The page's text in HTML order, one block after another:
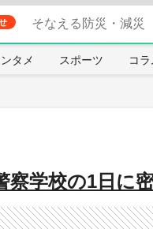
そなえる防災・減災
タメ スポーツ コ
察学校の1日